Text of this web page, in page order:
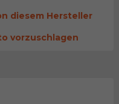
diesem Hersteller
vorzuschlagen